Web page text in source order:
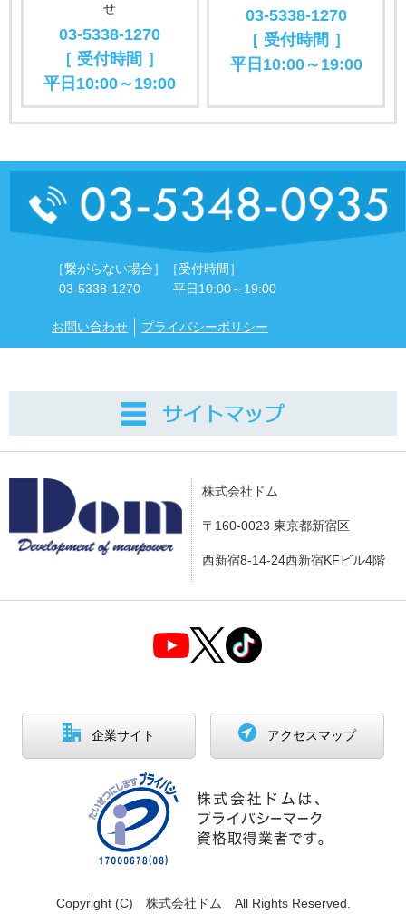
せ
03-5338-1270
［ 受付時間 ］
平日10:00～19:00
03-5338-1270
［ 受付時間 ］
平日10:00～19:00
［繋がらない場合］
03-5338-1270
［受付時間］
平日10:00～19:00
お問い合わせ プライバシーポリシー
株式会社ドム
〒160-0023 東京都新宿区
西新宿8-14-24西新宿KFビル4階
企業サイト アクセスマップ
Copyright (C) 株式会社ドム All Rights Reserved.